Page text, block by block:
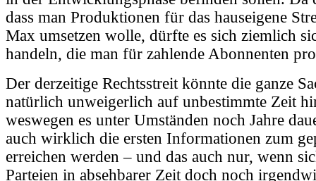
dass man Produktionen für das hauseigene
Max umsetzen wolle, dürfte es sich ziemlich
handeln, die man für zahlende Abonnenten
Der derzeitige Rechtsstreit könnte die ganze
natürlich unweigerlich auf unbestimmte Zeit
weswegen es unter Umständen noch Jahre
auch wirklich die ersten Informationen zum
erreichen werden – und das auch nur, wenn
Parteien in absehbarer Zeit doch noch